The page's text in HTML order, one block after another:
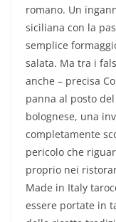
romano. Un
siciliana con la
semplice
salata. Ma tra i
anche – precisa
panna al posto
bolognese, una
completamente
pericolo che
proprio nei
Made in Italy
essere portate in